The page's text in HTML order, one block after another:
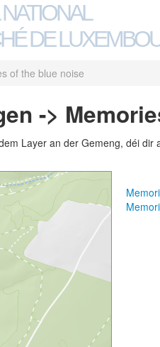
DE
of the blue noise
->
Layer an der Gemeng, déi